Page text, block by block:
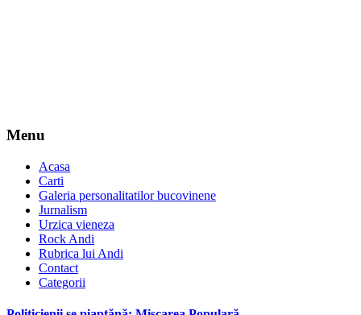
Menu
Acasa
Carti
Galeria personalitatilor bucovinene
Jurnalism
Urzica vieneza
Rock Andi
Rubrica lui Andi
Contact
Categorii